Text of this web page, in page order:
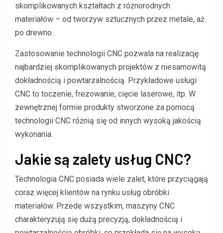
skomplikowanych kształtach z różnorodnych
materiałów – od tworzyw sztucznych przez metale, aż
po drewno.
Zastosowanie technologii CNC pozwala na realizację
najbardziej skomplikowanych projektów z niesamowitą
dokładnością i powtarzalnością. Przykładowe usługi
CNC to toczenie, frezowanie, cięcie laserowe, itp. W
zewnętrznej formie produkty stworzone za pomocą
technologii CNC różnią się od innych wysoką jakością
wykonania.
Jakie są zalety usług CNC?
Technologia CNC posiada wiele zalet, które przyciągają
coraz więcej klientów na rynku usług obróbki
materiałów. Przede wszystkim, maszyny CNC
charakteryzują się dużą precyzją, dokładnością i